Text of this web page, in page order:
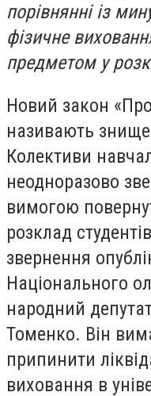
порівнянні із
фізичне
предметом у
Новий закон
називають
Колективи
неодноразово
вимогою
розклад
звернення
Національного
народний
Томенко. Він
припинити
виховання в